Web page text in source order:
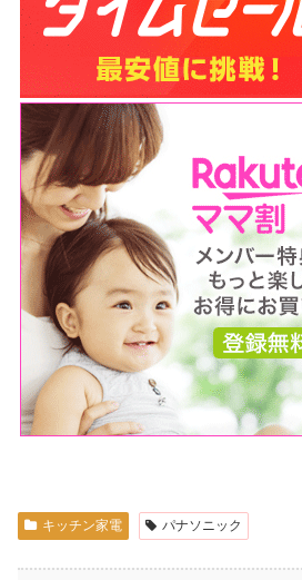
キッチン家電 パナソニック